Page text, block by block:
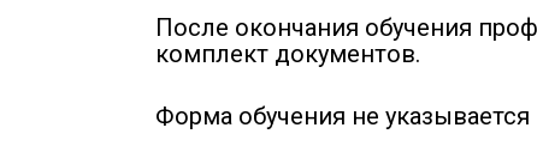
После окончания обучения
комплект документов.
Форма обучения не указывается